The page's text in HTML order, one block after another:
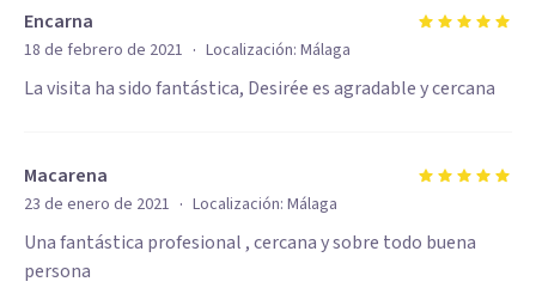
Encarna
18 de febrero de 2021 · Localización: Málaga
La visita ha sido fantástica, Desirée es agradable y cercana
Macarena
23 de enero de 2021 · Localización: Málaga
Una fantástica profesional , cercana y sobre todo buena
persona